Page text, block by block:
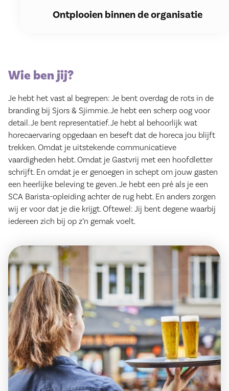
Ontplooien binnen de organisatie
Wie ben jij?
Je hebt het vast al begrepen: Je bent overdag de rots in de
branding bij Sjors & Sjimmie. Je hebt een scherp oog voor
detail. Je bent representatief. Je hebt al behoorlijk wat
horecaervaring opgedaan en beseft dat de horeca jou blijft
trekken. Omdat je uitstekende communicatieve
vaardigheden hebt. Omdat je Gastvrij met een hoofdletter
schrijft. En omdat je er genoegen in schept om jouw gasten
een heerlijke beleving te geven. Je hebt een pré als je een
SCA Barista-opleiding achter de rug hebt. En anders zorgen
wij er voor dat je die krijgt. Oftewel: Jij bent degene waarbij
iedereen zich bij op z’n gemak voelt.